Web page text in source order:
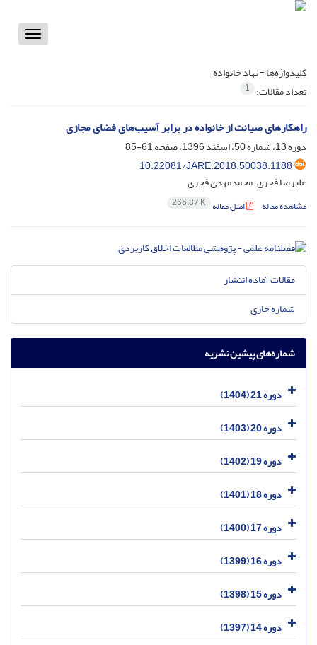
Toggle
کلیدواژه‌ها =نهاد خانواده
تعداد مقالات: 1
راهکارهای صیانت از خانواده در برابر آسیب‌های فضای مجازی
دوره 13، شماره 50، اسفند 1396، صفحه
61-85
10.22081/JARE.2018.50038.1188
علیرضا فجری؛ محمدمهدی فجری
مشاهده مقاله اصل مقاله 266.87 K
مقالات آماده انتشار
شماره جاری
شماره‌های پیشین نشریه
دوره 21 (1404)
دوره 20 (1403)
دوره 19 (1402)
دوره 18 (1401)
دوره 17 (1400)
دوره 16 (1399)
دوره 15 (1398)
دوره 14 (1397)